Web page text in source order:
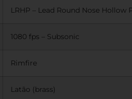
LRHP – Lead Round Nose
1080 fps – Subsonic
Rimfire
Latão (brass)